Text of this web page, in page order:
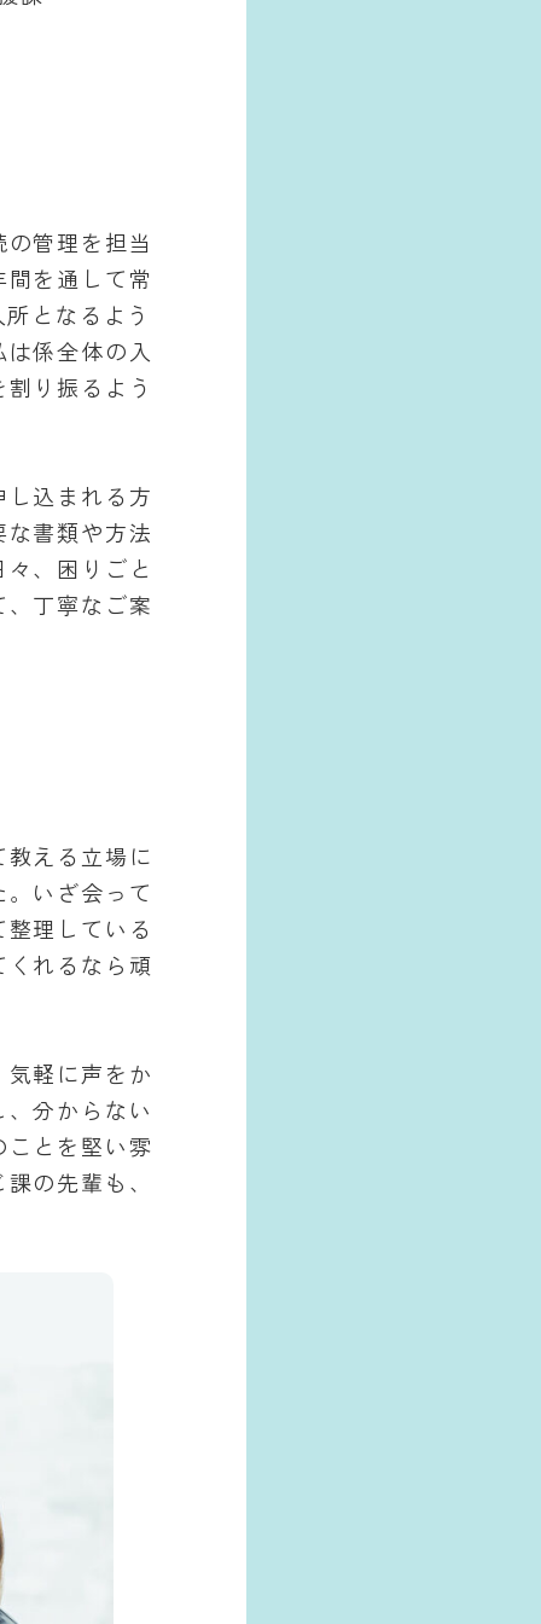
管理を担当
を通して常
となるよう
係全体の入
り振るよう
込まれる方
書類や方法
、困りごと
丁寧なご案
える立場に
いざ会って
理している
れるなら頑
軽に声をか
分からない
とを堅い雰
の先輩も、